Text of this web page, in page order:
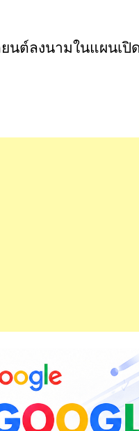
นต์ลงนามในแผนเปิ